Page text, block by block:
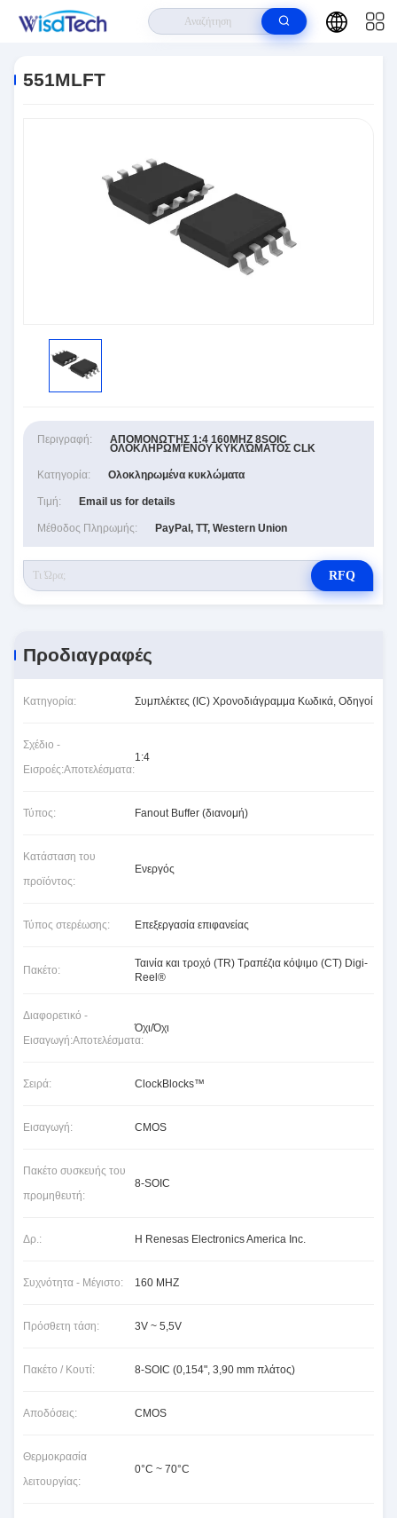
551MLFT
Περιγραφή: ΑΠΟΜΟΝΩΤΉΣ 1:4 160MHZ 8SOIC
ΟΛΟΚΛΗΡΩΜΈΝΟΥ ΚΥΚΛΏΜΑΤΟΣ CLK
Κατηγορία: Ολοκληρωμένα κυκλώματα
Τιμή: Email us for details
Μέθοδος Πληρωμής: PayPal, TT, Western Union
RFQ
Προδιαγραφές
Κατηγορία: Συμπλέκτες (IC) Χρονοδιάγραμμα Κωδικά, Οδηγοί
Σχέδιο -
Εισροές:Αποτελέσματα:
1:4
Τύπος: Fanout Buffer (διανομή)
Κατάσταση του
προϊόντος:
Ενεργός
Τύπος στερέωσης: Επεξεργασία επιφανείας
Πακέτο:
Ταινία και τροχό (TR) Τραπέζια κόψιμο (CT) Digi-
Reel®
Διαφορετικό -
Εισαγωγή:Αποτελέσματα:
Όχι/Όχι
Σειρά: ClockBlocks™
Εισαγωγή: CMOS
Πακέτο συσκευής του
προμηθευτή:
8-SOIC
Δρ.: Η Renesas Electronics America Inc.
Συχνότητα - Μέγιστο: 160 MHZ
Πρόσθετη τάση: 3V ~ 5,5V
Πακέτο / Κουτί: 8-SOIC (0,154", 3,90 mm πλάτος)
Αποδόσεις: CMOS
Θερμοκρασία
λειτουργίας:
0°C ~ 70°C